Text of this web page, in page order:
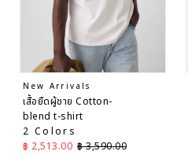
New Arrivals
เสื้อยืดผู้ชาย Cotton-
blend t-shirt
2 Colors
ราคาลด
฿ 2,513.00 ราคาปกติ
฿ 3,590.00